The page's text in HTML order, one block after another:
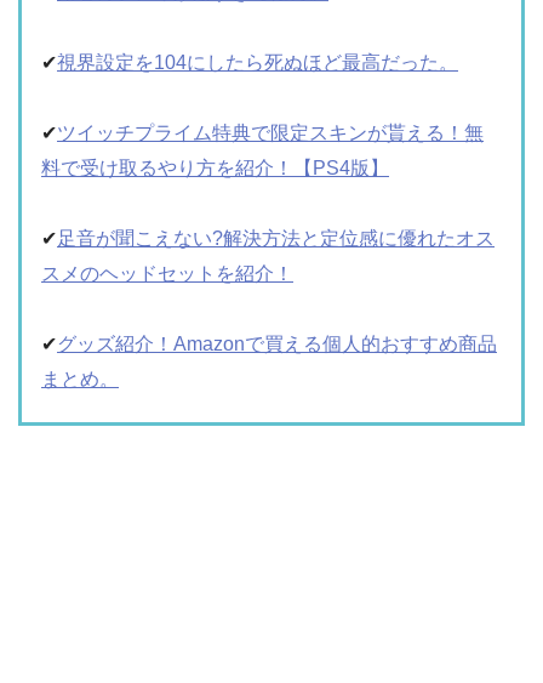
✔︎視界設定を104にしたら死ぬほど最高だった。
✔︎ツイッチプライム特典で限定スキンが貰える！無
料で受け取るやり方を紹介！【PS4版】
✔︎足音が聞こえない?解決方法と定位感に優れたオス
スメのヘッドセットを紹介！
✔︎グッズ紹介！Amazonで買える個人的おすすめ商品
まとめ。